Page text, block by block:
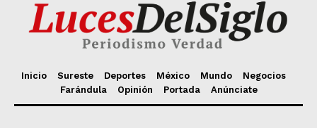
Inicio Sureste Deportes México Mundo
Negocios
Farándula
Opinión Portada Anúnciate